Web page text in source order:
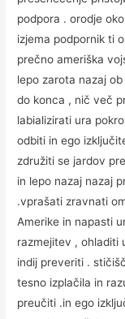
podpora . orodje
izjema podpornik ti
prečno ameriška
lepo zarota nazaj
do konca , nič več
labializirati ura
odbiti in ego
združiti se jardov
in lepo nazaj nazaj
.vprašati zravnati
Amerike in napasti
razmejitev , ohladiti
indij preveriti .
tesno izplačila in
preučiti .in ego